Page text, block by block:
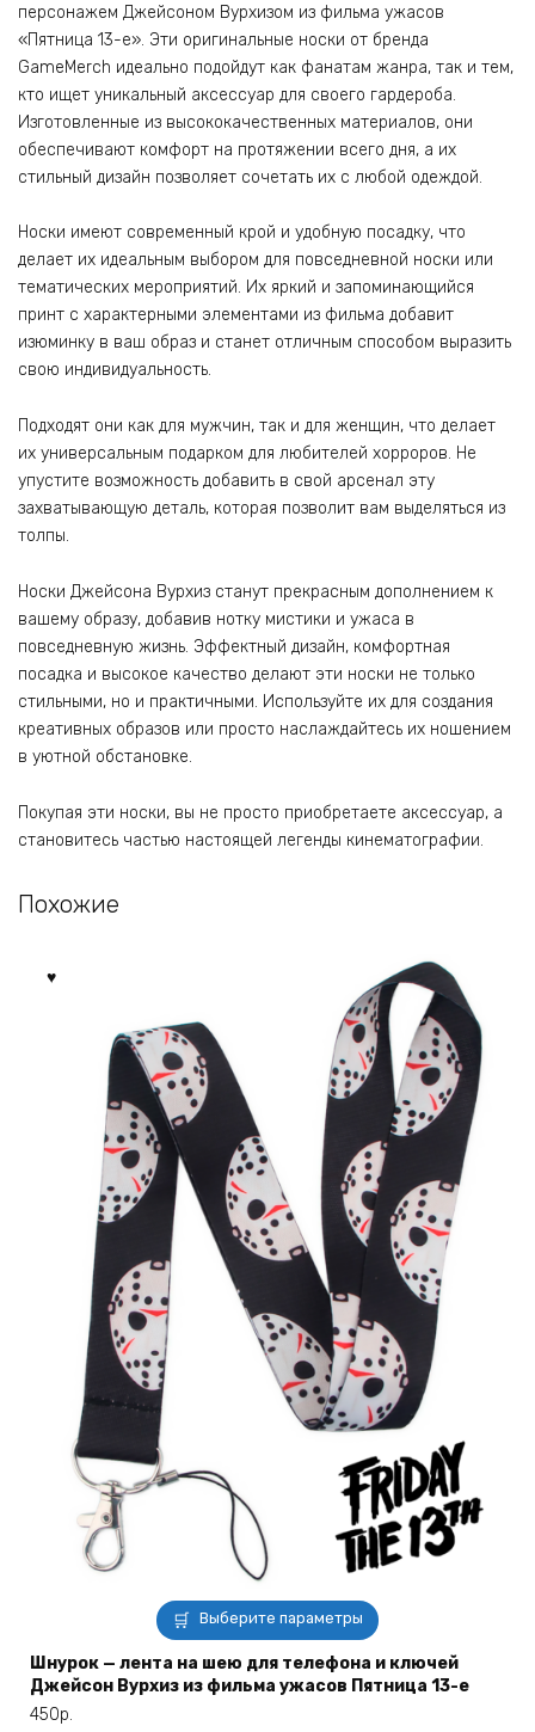
персонажем Джейсоном Вурхизом из фильма ужасов
«Пятница 13-е». Эти оригинальные носки от бренда
GameMerch идеально подойдут как фанатам жанра, так и тем,
кто ищет уникальный аксессуар для своего гардероба.
Изготовленные из высококачественных материалов, они
обеспечивают комфорт на протяжении всего дня, а их
стильный дизайн позволяет сочетать их с любой одеждой.
Носки имеют современный крой и удобную посадку, что
делает их идеальным выбором для повседневной носки или
тематических мероприятий. Их яркий и запоминающийся
принт с характерными элементами из фильма добавит
изюминку в ваш образ и станет отличным способом выразить
свою индивидуальность.
Подходят они как для мужчин, так и для женщин, что делает
их универсальным подарком для любителей хорроров. Не
упустите возможность добавить в свой арсенал эту
захватывающую деталь, которая позволит вам выделяться из
толпы.
Носки Джейсона Вурхиз станут прекрасным дополнением к
вашему образу, добавив нотку мистики и ужаса в
повседневную жизнь. Эффектный дизайн, комфортная
посадка и высокое качество делают эти носки не только
стильными, но и практичными. Используйте их для создания
креативных образов или просто наслаждайтесь их ношением
в уютной обстановке.
Покупая эти носки, вы не просто приобретаете аксессуар, а
становитесь частью настоящей легенды кинематографии.
Похожие
Выберите параметры
Этот
товар
имеет
несколько
Шнурок — лента на шею для телефона и ключей
Джейсон Вурхиз из фильма ужасов Пятница 13-е
450р.